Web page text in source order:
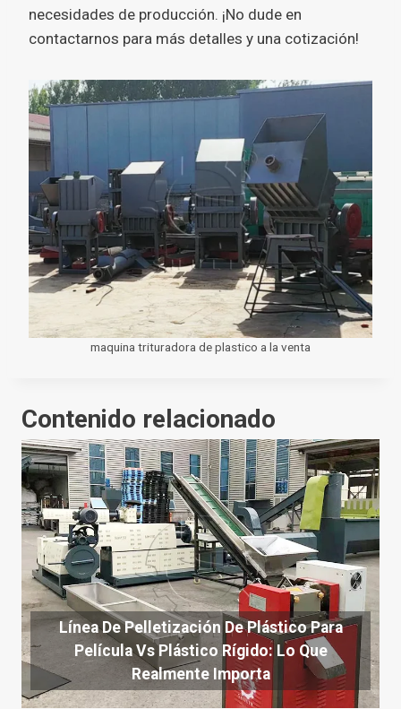
necesidades de producción. ¡No dude en
contactarnos para más detalles y una cotización!
maquina trituradora de plastico a la venta
Contenido relacionado
Línea De Pelletización De Plástico Para
Película Vs Plástico Rígido: Lo Que
Realmente Importa